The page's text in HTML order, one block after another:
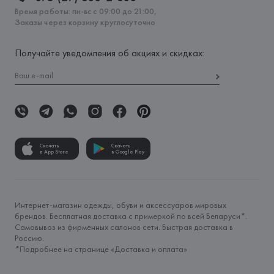
Время работы: пн-вс с 09:00 до 21:00,
Заказы через корзину круглосуточно
Получайте уведомления об акциях и скидках:
Скачать
в App Store
Скачать
в Google Play
Интернет-магазин одежды, обуви и аксессуаров мировых
брендов. Бесплатная доставка с примеркой по всей Беларуси*.
Самовывоз из фирменных салонов сети. Быстрая доставка в
Россию.
*Подробнее на странице «Доставка и оплата»